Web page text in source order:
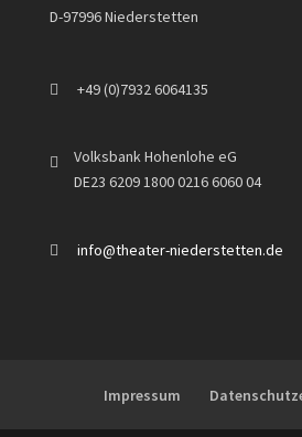
D-97996 Niederstetten
+49 (0)7932 6064135
Volksbank Hohenlohe eG
DE23 6209 1800 0216 6060 04
info@theater-niederstetten.de
Impressum